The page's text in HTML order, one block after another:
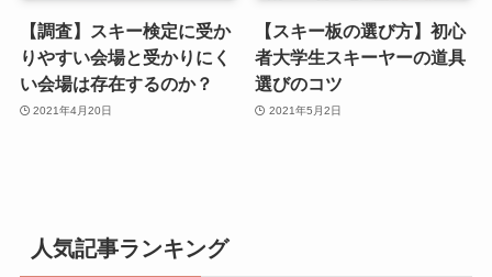
【調査】スキー検定に受か
りやすい会場と受かりにく
い会場は存在するのか？
2021年4月20日
【スキー板の選び方】初心
者大学生スキーヤーの道具
選びのコツ
2021年5月2日
人気記事ランキング